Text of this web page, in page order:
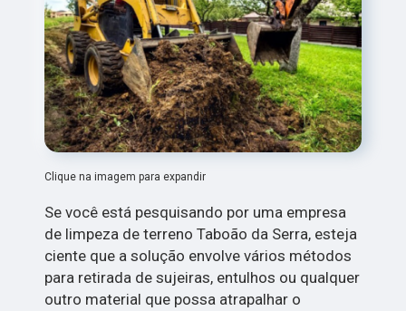
Clique na imagem para expandir
Se você está pesquisando por uma empresa
de limpeza de terreno Taboão da Serra, esteja
ciente que a solução envolve vários métodos
para retirada de sujeiras, entulhos ou qualquer
outro material que possa atrapalhar o